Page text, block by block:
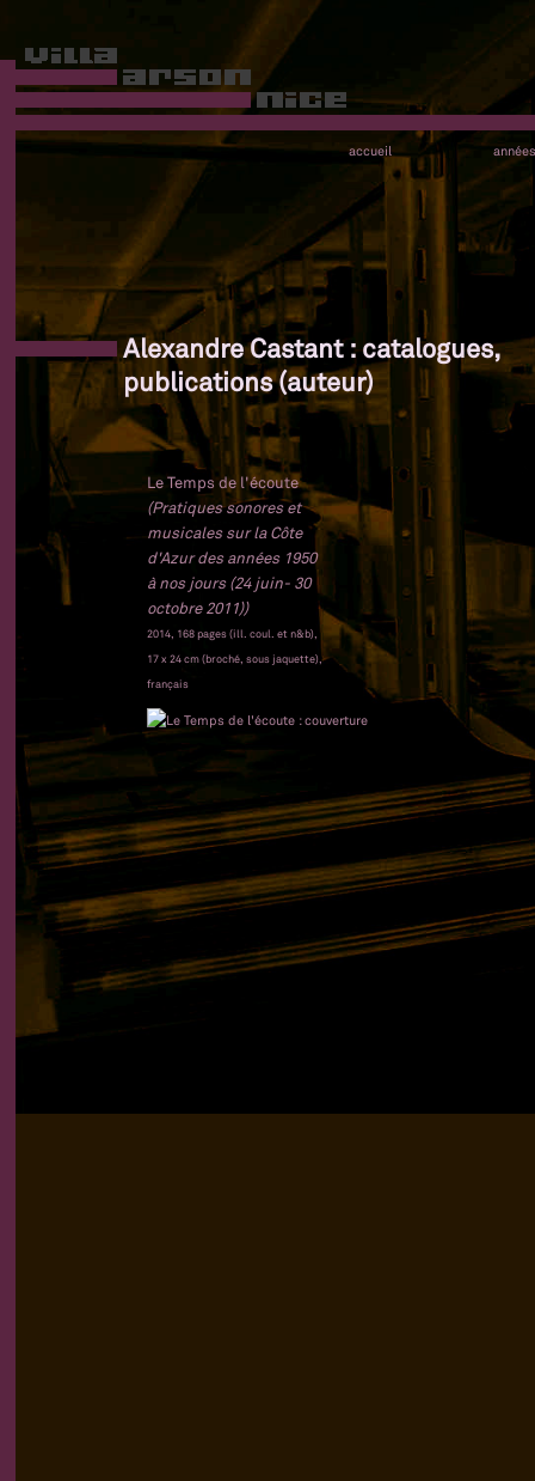
accueil années
Alexandre Castant : catalogues,
publications (auteur)
Le Temps de l'écoute
(Pratiques sonores et
musicales sur la Côte
d'Azur des années 1950
à nos jours (24 juin- 30
octobre 2011))
2014, 168 pages (ill. coul. et n&b),
17 x 24 cm (broché, sous jaquette),
français